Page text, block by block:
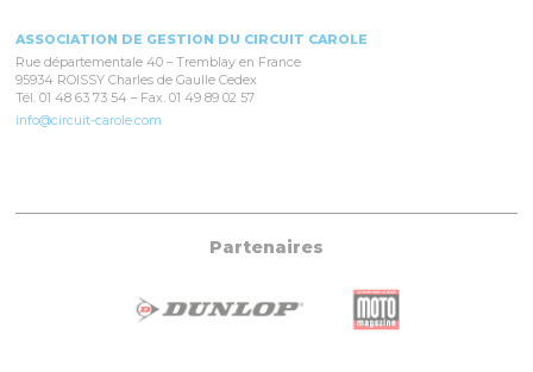
ASSOCIATION DE GESTION DU CIRCUIT CAROLE
Rue départementale 40 – Tremblay en France
95934 ROISSY Charles de Gaulle Cedex
Tél. 01 48 63 73 54 – Fax. 01 49 89 02 57
info@circuit-carole.com
Partenaires